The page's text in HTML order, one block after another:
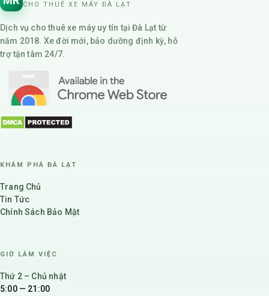
CHO THUÊ XE MÁY ĐÀ LẠT
Dịch vụ cho thuê xe máy uy tín tại Đà Lạt từ
năm 2018. Xe đời mới, bảo dưỡng định kỳ, hỗ
trợ tận tâm 24/7.
KHÁM PHÁ ĐÀ LẠT
Trang Chủ
Tin Tức
Chính Sách Bảo Mật
GIỜ LÀM VIỆC
Thứ 2 – Chủ nhật
5:00 — 21:00